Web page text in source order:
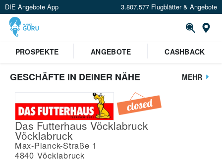
DIE Angebote App 3.807.577 Flugblätter & Angebote
PROSPEKTE
ANGEBOTE CASHBACK
GESCHÄFTE IN DEINER NÄHE MEHR
Das Futterhaus Vöcklabruck
Vöcklabruck
Max-Planck-Straße 1
4840 Vöcklabruck